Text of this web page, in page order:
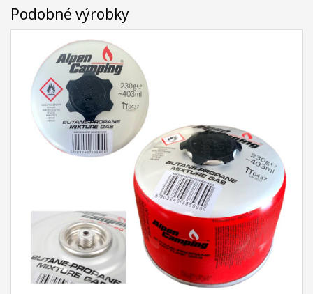
Podobné výrobky